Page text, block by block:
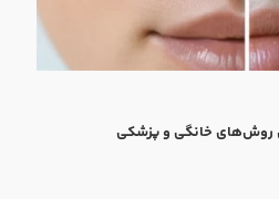
روش‌های خانگی و پزشکی